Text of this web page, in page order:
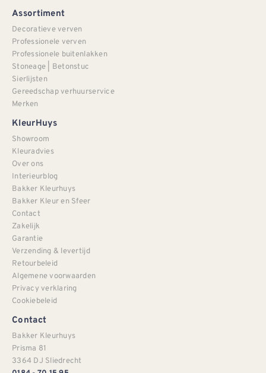
Assortiment
Decoratieve verven
Professionele verven
Professionele buitenlakken
Stoneage | Betonstuc
Sierlijsten
Gereedschap verhuurservice
Merken
KleurHuys
Showroom
Kleuradvies
Over ons
Interieurblog
Bakker Kleurhuys
Bakker Kleur en Sfeer
Contact
Zakelijk
Garantie
Verzending & levertijd
Retourbeleid
Algemene voorwaarden
Privacy verklaring
Cookiebeleid
Contact
Bakker Kleurhuys
Prisma 81
3364 DJ Sliedrecht